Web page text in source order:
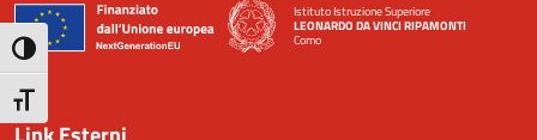
Attiva/disattiva alto contrasto
Attiva/disattiva dimensione testo
Istituto Istruzione Superiore
LEONARDO DA VINCI RIPAMONTI
Como